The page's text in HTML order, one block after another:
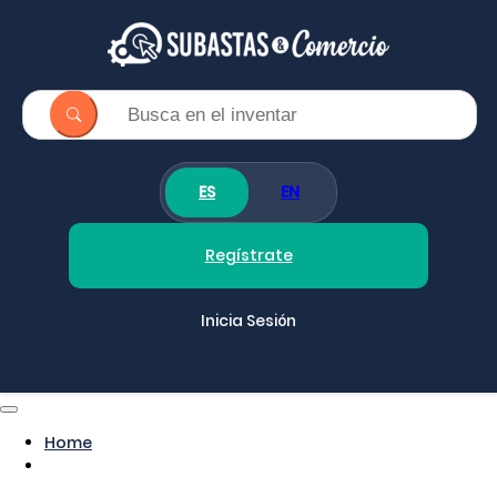
ES EN
Regístrate
Inicia Sesión
Home